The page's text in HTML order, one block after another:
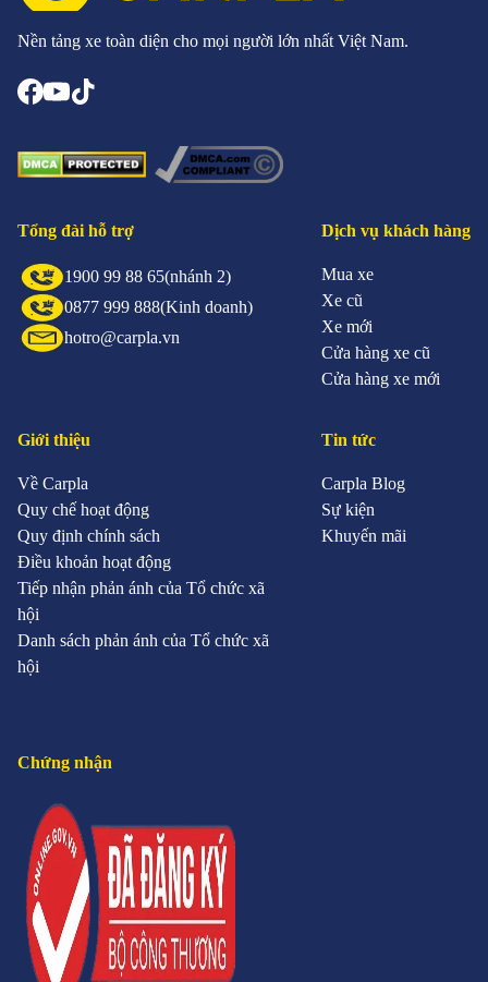
Nền tảng xe toàn diện cho mọi người lớn nhất Việt Nam.
Tổng đài hỗ trợ
1900 99 88 65(nhánh 2)
0877 999 888(Kinh doanh)
hotro@carpla.vn
Dịch vụ khách hàng
Mua xe
Xe cũ
Xe mới
Cửa hàng xe cũ
Cửa hàng xe mới
Giới thiệu
Về Carpla
Quy chế hoạt động
Quy định chính sách
Điều khoản hoạt động
Tiếp nhận phản ánh của Tổ chức xã
hội
Danh sách phản ánh của Tổ chức xã
hội
Tin tức
Carpla Blog
Sự kiện
Khuyến mãi
Chứng nhận